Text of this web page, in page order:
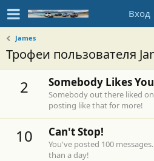
Вход
James
Трофеи пользователя
2 Somebody Likes You
Somebody out there liked
posting like that for more!
10 Can't Stop!
You've posted 100
than a day!